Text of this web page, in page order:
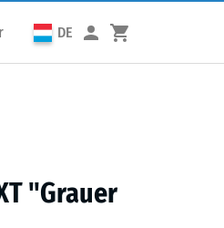
DE
"Grauer